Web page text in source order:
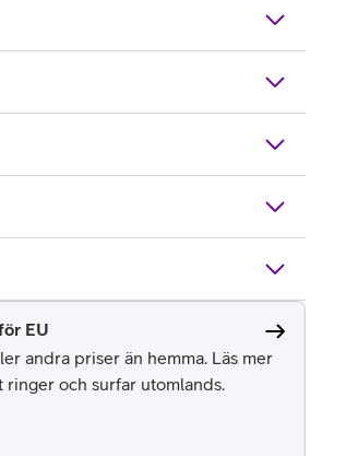
EU
andra priser än hemma. Läs mer
ringer och surfar utomlands.